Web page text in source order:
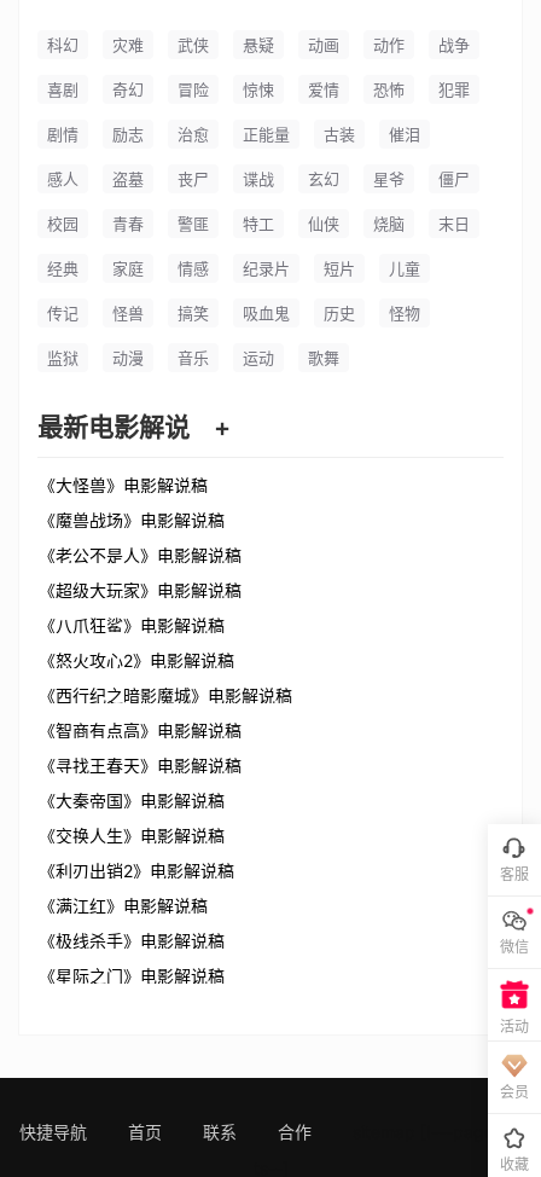
科幻 灾难 武侠 悬疑 动画 动作 战争
喜剧 奇幻 冒险 惊悚 爱情 恐怖 犯罪
剧情 励志 治愈 正能量 古装 催泪
感人 盗墓 丧尸 谍战 玄幻 星爷 僵尸
校园 青春 警匪 特工 仙侠 烧脑 末日
经典 家庭 情感 纪录片 短片 儿童
传记 怪兽 搞笑 吸血鬼 历史 怪物
监狱 动漫 音乐 运动 歌舞
最新电影解说 +
《大怪兽》电影解说稿
《魔兽战场》电影解说稿
《老公不是人》电影解说稿
《超级大玩家》电影解说稿
《八爪狂鲨》电影解说稿
《怒火攻心2》电影解说稿
《西行纪之暗影魔城》电影解说稿
《智商有点高》电影解说稿
《寻找王春天》电影解说稿
《大秦帝国》电影解说稿
《交换人生》电影解说稿
《利刃出销2》电影解说稿
《满江红》电影解说稿
《极线杀手》电影解说稿
《星际之门》电影解说稿
快捷导航 首页 联系 合作
[!---page.sta
客服
微信
活动
会员
收藏